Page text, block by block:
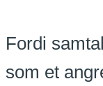
Fordi
som et